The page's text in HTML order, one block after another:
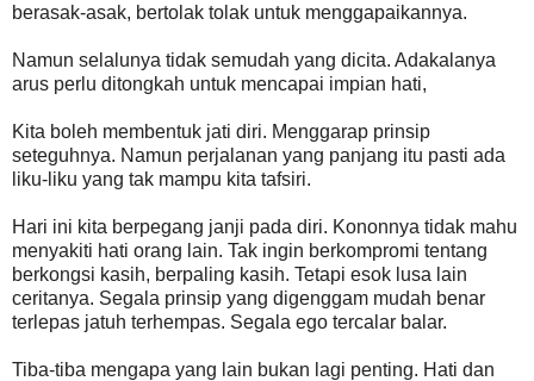
berasak-asak, bertolak tolak untuk menggapaikannya.
Namun selalunya tidak semudah yang dicita. Adakalanya
arus perlu ditongkah untuk mencapai impian hati,
Kita boleh membentuk jati diri. Menggarap prinsip
seteguhnya. Namun perjalanan yang panjang itu pasti ada
liku-liku yang tak mampu kita tafsiri.
Hari ini kita berpegang janji pada diri. Kononnya tidak mahu
menyakiti hati orang lain. Tak ingin berkompromi tentang
berkongsi kasih, berpaling kasih. Tetapi esok lusa lain
ceritanya. Segala prinsip yang digenggam mudah benar
terlepas jatuh terhempas. Segala ego tercalar balar.
Tiba-tiba mengapa yang lain bukan lagi penting. Hati dan